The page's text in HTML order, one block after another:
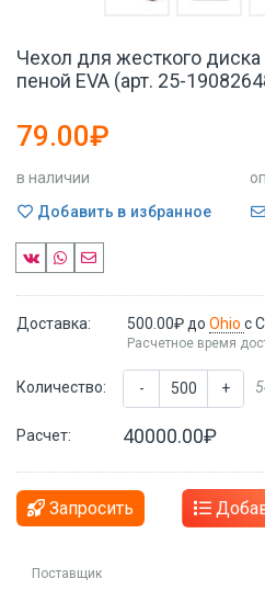
Чехол для жесткого
пеной EVA (арт. 25-
79.00₽
в наличии
Добавить в избранное
Доставка: 500.00₽ до Ohio с
Расчетное время
Количество: - +
Расчет: 40000.00₽
Запросить
Поставщик